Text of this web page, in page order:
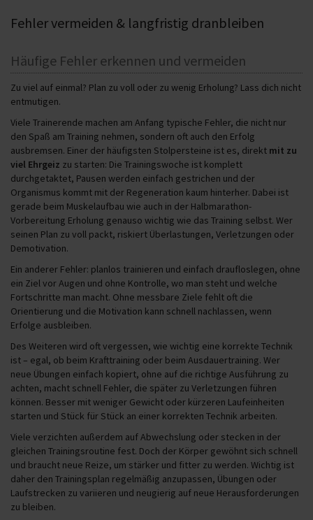
Fehler vermeiden & langfristig dranbleiben
Häufige Fehler erkennen und vermeiden
Zu viel auf einmal? Plan zu voll oder zu wenig Erholung? Lass dich nicht
entmutigen.
Viele Trainerende machen am Anfang typische Fehler, die nicht nur
den Spaß am Training nehmen, sondern oft auch den Erfolg
ausbremsen. Einer der häufigsten Stolpersteine ist es, direkt mit zu
viel Ehrgeiz zu starten: Die Trainingswoche ist komplett
durchgetaktet, Pausen werden einfach gestrichen und der
Organismus kommt mit der Regeneration kaum hinterher. Dabei ist
gerade beim Muskelaufbau wie auch in der Halbmarathon-
Vorbereitung Erholung genauso wichtig wie das Training selbst. Wer
seinen Plan zu voll packt, riskiert Überlastungen, Verletzungen oder
Demotivation.
Ein anderer Fehler: planlos trainieren und einfach draufloslegen, ohne
ein Ziel vor Augen und ohne Kontrolle, wo man steht und welche
Fortschritte man macht. Ohne messbare Ziele fehlt oft die
Orientierung und die Motivation kann schnell nachlassen, wenn
Erfolge ausbleiben.
Des Weiteren wird oft vergessen, wie wichtig eine korrekte Technik
ist – egal, ob beim Krafttraining oder beim Ausdauertraining. Wer
neue Übungen einfach kopiert, ohne auf die richtige Ausführung zu
achten, macht schnell Fehler, die später zu Verletzungen führen
können. Besser mit weniger Gewicht oder kürzeren Laufeinheiten
starten und Stück für Stück an einer korrekten Technik arbeiten.
Viele verzichten außerdem auf Abwechslung oder stecken in der
gleichen Trainingsroutine fest. Doch der Körper gewöhnt sich schnell
und braucht neue Reize, um stärker und fitter zu werden. Wichtig ist
daher den Trainingsplan regelmäßig anzupassen, Übungen oder
Laufstrecken zu variieren und neugierig auf neue Herausforderungen
zu bleiben.